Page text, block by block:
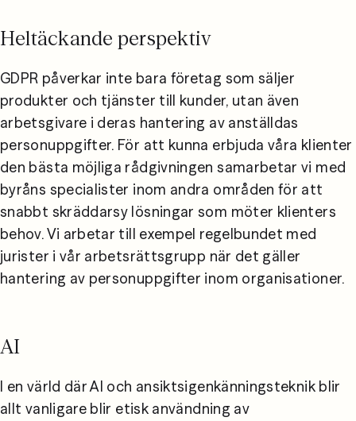
Heltäckande perspektiv
GDPR påverkar inte bara företag som säljer
produkter och tjänster till kunder, utan även
arbetsgivare i deras hantering av anställdas
personuppgifter. För att kunna erbjuda våra klienter
den bästa möjliga rådgivningen samarbetar vi med
byråns specialister inom andra områden för att
snabbt skräddarsy lösningar som möter klienters
behov. Vi arbetar till exempel regelbundet med
jurister i vår arbetsrättsgrupp när det gäller
hantering av personuppgifter inom organisationer.
AI
I en värld där AI och ansiktsigenkänningsteknik blir
allt vanligare blir etisk användning av